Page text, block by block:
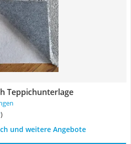
Teppichunterlage
)
und weitere Angebote